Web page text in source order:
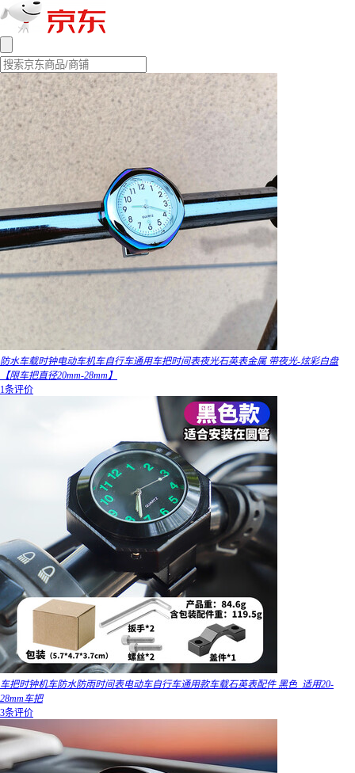
防水车载时钟电动车机车自行车通用车把时间表夜光石英表金属 带夜光-炫彩白盘
【限车把直径20mm-28mm】
1条评价
车把时钟机车防水防雨时间表电动车自行车通用款车载石英表配件 黑色_适用20-
28mm车把
3条评价